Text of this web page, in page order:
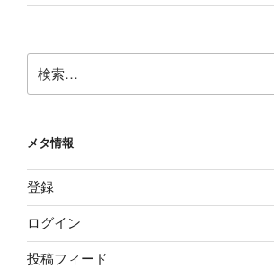
索:
メタ情報
登録
ログイン
投稿フィード